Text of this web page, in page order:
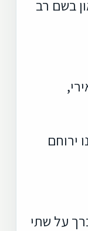
בשם רב
ירוחם
על שתי